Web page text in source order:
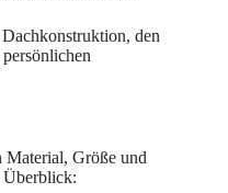
den
Material, Größe und
Überblick: